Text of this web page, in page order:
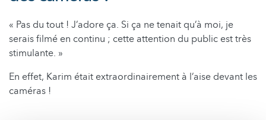
« Pas du tout ! J’adore ça. Si ça ne tenait qu’à moi, je
serais filmé en continu ; cette attention du public est très
stimulante. »
En effet, Karim était extraordinairement à l’aise devant les
caméras !